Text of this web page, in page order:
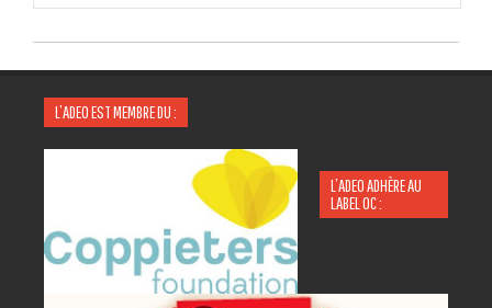
L’ADEO EST MEMBRE DU :
L’ADEO ADHÈRE AU
LABEL OC :